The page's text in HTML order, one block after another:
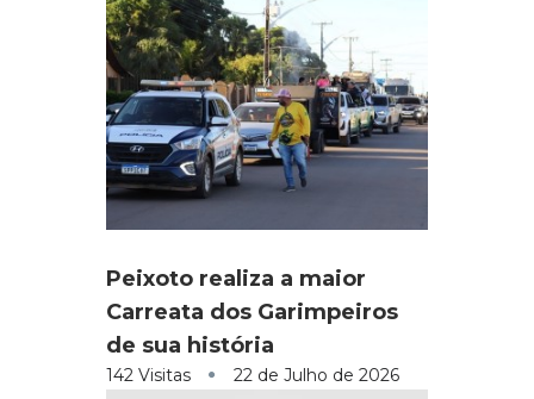
Peixoto realiza a maior
Carreata dos Garimpeiros
de sua história
142 Visitas 22 de Julho de 2026